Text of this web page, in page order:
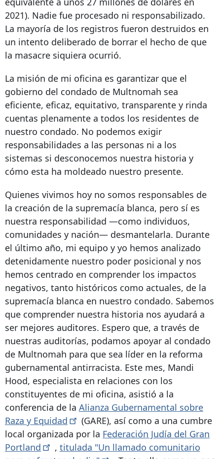
2021). Nadie fue procesado ni responsabilizado.
La mayoría de los registros fueron destruidos en
un intento deliberado de borrar el hecho de que
la masacre siquiera ocurrió.
La misión de mi oficina es garantizar que el
gobierno del condado de Multnomah sea
eficiente, eficaz, equitativo, transparente y rinda
cuentas plenamente a todos los residentes de
nuestro condado. No podemos exigir
responsabilidades a las personas ni a los
sistemas si desconocemos nuestra historia y
cómo esta ha moldeado nuestro presente.
Quienes vivimos hoy no somos responsables de
la creación de la supremacía blanca, pero sí es
nuestra responsabilidad —como individuos,
comunidades y nación— desmantelarla. Durante
el último año, mi equipo y yo hemos analizado
detenidamente nuestro poder posicional y nos
hemos centrado en comprender los impactos
negativos, tanto históricos como actuales, de la
supremacía blanca en nuestro condado. Sabemos
que comprender nuestra historia nos ayudará a
ser mejores auditores. Espero que, a través de
nuestras auditorías, podamos apoyar al condado
de Multnomah para que sea líder en la reforma
gubernamental antirracista. Este mes, Mandi
Hood, especialista en relaciones con los
constituyentes de mi oficina, asistió a la
conferencia de la Alianza Gubernamental sobre
Raza y Equidad
(GARE), así como a una cumbre
local organizada por la Federación Judía del Gran
Portland
, titulada "Un llamado comunitario